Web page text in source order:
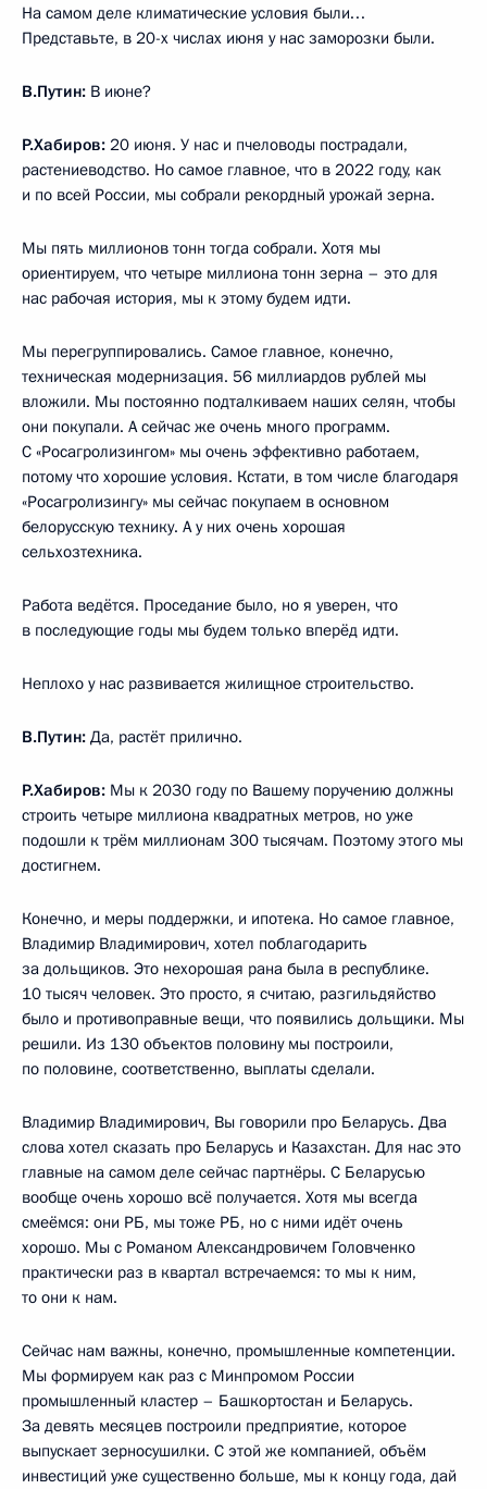
На самом деле климатические условия были…
Представьте, в 20-х числах июня у нас заморозки были.
В.Путин: В июне?
Р.Хабиров: 20 июня. У нас и пчеловоды пострадали,
растениеводство. Но самое главное, что в 2022 году, как
и по всей России, мы собрали рекордный урожай зерна.
Мы пять миллионов тонн тогда собрали. Хотя мы
ориентируем, что четыре миллиона тонн зерна – это для
нас рабочая история, мы к этому будем идти.
Мы перегруппировались. Самое главное, конечно,
техническая модернизация. 56 миллиардов рублей мы
вложили. Мы постоянно подталкиваем наших селян, чтобы
они покупали. А сейчас же очень много программ.
С «Росагролизингом» мы очень эффективно работаем,
потому что хорошие условия. Кстати, в том числе благодаря
«Росагролизингу» мы сейчас покупаем в основном
белорусскую технику. А у них очень хорошая
сельхозтехника.
Работа ведётся. Проседание было, но я уверен, что
в последующие годы мы будем только вперёд идти.
Неплохо у нас развивается жилищное строительство.
В.Путин: Да, растёт прилично.
Р.Хабиров: Мы к 2030 году по Вашему поручению должны
строить четыре миллиона квадратных метров, но уже
подошли к трём миллионам 300 тысячам. Поэтому этого мы
достигнем.
Конечно, и меры поддержки, и ипотека. Но самое главное,
Владимир Владимирович, хотел поблагодарить
за дольщиков. Это нехорошая рана была в республике.
10 тысяч человек. Это просто, я считаю, разгильдяйство
было и противоправные вещи, что появились дольщики. Мы
решили. Из 130 объектов половину мы построили,
по половине, соответственно, выплаты сделали.
Владимир Владимирович, Вы говорили про Беларусь. Два
слова хотел сказать про Беларусь и Казахстан. Для нас это
главные на самом деле сейчас партнёры. С Беларусью
вообще очень хорошо всё получается. Хотя мы всегда
смеёмся: они РБ, мы тоже РБ, но с ними идёт очень
хорошо. Мы с Романом Александровичем Головченко
практически раз в квартал встречаемся: то мы к ним,
то они к нам.
Сейчас нам важны, конечно, промышленные компетенции.
Мы формируем как раз с Минпромом России
промышленный кластер – Башкортостан и Беларусь.
За девять месяцев построили предприятие, которое
выпускает зерносушилки. С этой же компанией, объём
инвестиций уже существенно больше, мы к концу года, дай